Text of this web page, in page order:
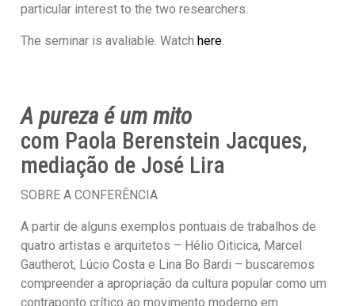
particular interest to the two researchers.
The seminar is avaliable. Watchhere
A pureza é um mito
com Paola Berenstein Jacques,
mediação de José Lira
SOBRE A CONFERÊNCIA
A partir de alguns exemplos pontuais de trabalhos de
quatro artistas e arquitetos – Hélio Oiticica, Marcel
Gautherot, Lúcio Costa e Lina Bo Bardi – buscaremos
compreender a apropriação da cultura popular como um
contraponto crítico ao movimento moderno em